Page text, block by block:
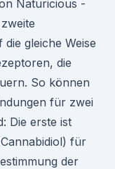
Naturicious -
gleiche Weise
die
So können
für zwei
Die erste ist
für
der